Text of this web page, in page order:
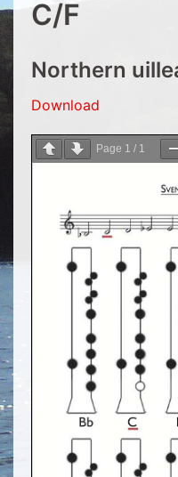
C/F
Northern
Download
Page 1 / 1